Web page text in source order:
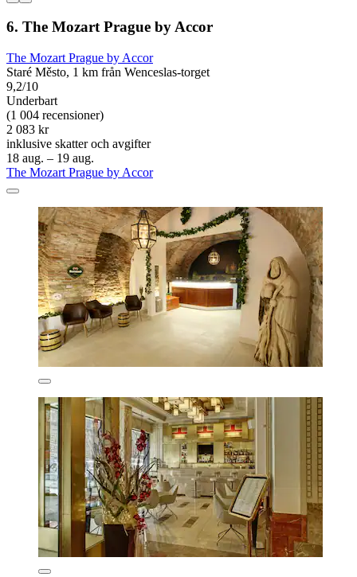
6. The Mozart Prague by Accor
The Mozart Prague by Accor
Staré Město, 1 km från Wenceslas-torget
9,2/10
Underbart
(1 004 recensioner)
2 083 kr
inklusive skatter och avgifter
18 aug. – 19 aug.
The Mozart Prague by Accor